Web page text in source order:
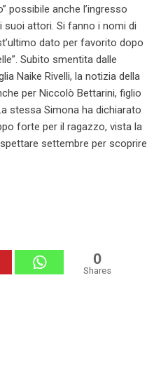
possibile anche l’ingresso
suoi attori. Si fanno i nomi di
dato per favorito dopo
Subito smentita dalle
Naike Rivelli, la notizia della
per Niccolò Bettarini, figlio
stessa Simona ha dichiarato
forte per il ragazzo, vista la
settembre per scoprire
0
Shares